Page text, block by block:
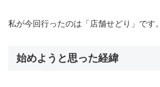
私が今回行ったのは「店舗せどり」です。
始めようと思った経緯